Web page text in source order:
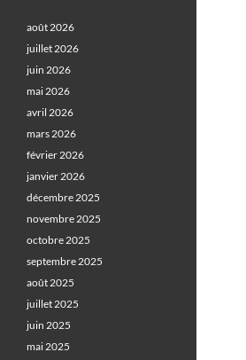
août 2026
juillet 2026
juin 2026
mai 2026
avril 2026
mars 2026
février 2026
janvier 2026
décembre 2025
novembre 2025
octobre 2025
septembre 2025
août 2025
juillet 2025
juin 2025
mai 2025